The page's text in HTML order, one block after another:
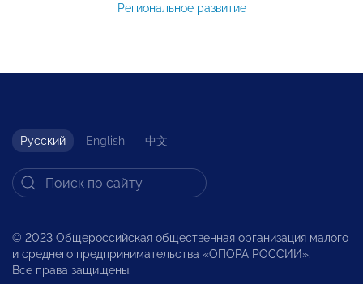
Региональное развитие
Русский English 中文
© 2023 Общероссийская общественная организация малого
и среднего предпринимательства «ОПОРА РОССИИ».
Все права защищены.